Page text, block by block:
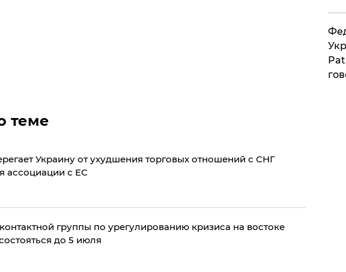
теме
Украину от ухудшения торговых отношений с СНГ
ассоциации с ЕС
группы по урегулированию кризиса на востоке
до 5 июля